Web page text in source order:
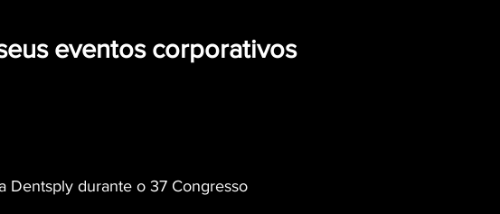
eventos corporativos
Dentsply durante o 37 Congresso